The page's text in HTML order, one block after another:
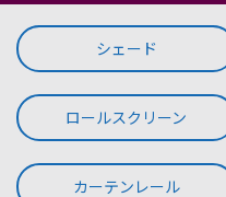
シェード
ロールスクリーン
カーテンレール